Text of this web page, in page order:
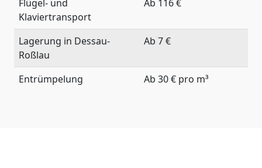
Flügel- und
Klaviertransport
Ab 116 €
Lagerung in Dessau-
Roßlau
Ab 7 €
Entrümpelung Ab 30 € pro m³